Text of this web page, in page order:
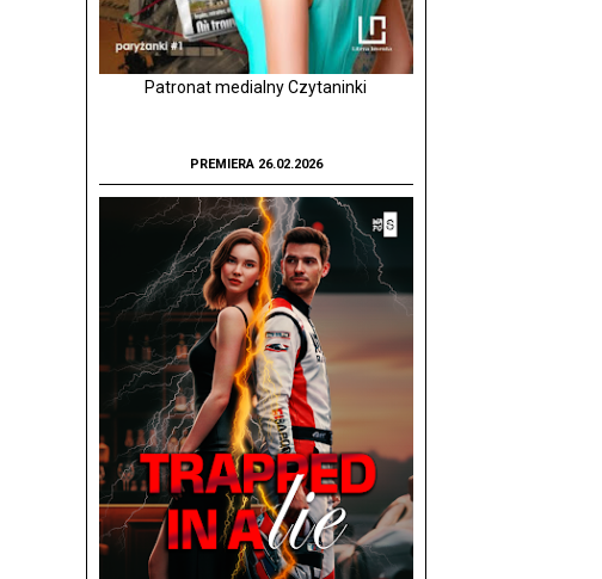
Patronat medialny Czytaninki
PREMIERA 26.02.2026